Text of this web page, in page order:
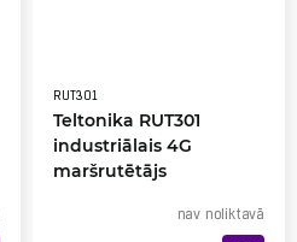
RUT301
Teltonika RUT301
industriālais 4G
maršrutētājs
nav noliktavā